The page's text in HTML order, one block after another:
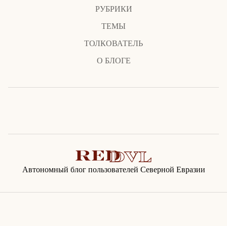
РУБРИКИ
ТЕМЫ
ТОЛКОВАТЕЛЬ
О БЛОГЕ
Автономный блог пользователей Северной Евразии